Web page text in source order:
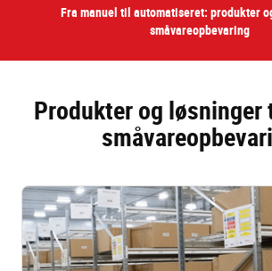
Fra manuel til automatiseret: produkter
småvareopbevaring
Produkter og løsninger